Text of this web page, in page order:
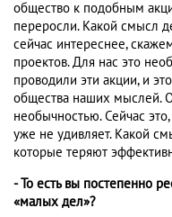
общество к подобным
переросли. Какой смысл
сейчас интереснее,
проектов. Для нас это
проводили эти акции, и
общества наших мыслей.
необычностью. Сейчас
уже не удивляет. Какой
которые теряют
- То есть вы постепенно
«малых дел»?